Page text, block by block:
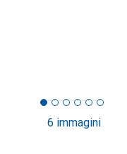
6 immagini